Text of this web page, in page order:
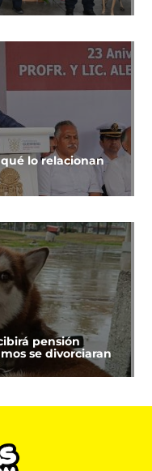
lo relacionan
pensión
se divorciaran